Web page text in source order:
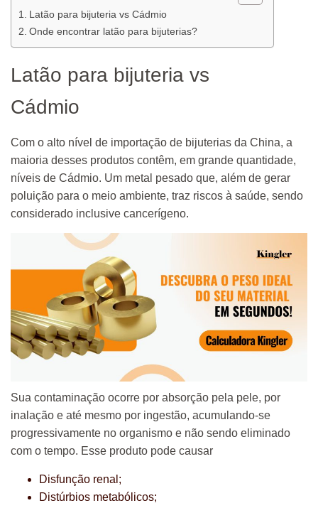
Latão para bijuteria vs Cádmio
Onde encontrar latão para bijuterias?
Latão para bijuteria vs
Cádmio
Com o alto nível de importação de bijuterias da China, a
maioria desses produtos contêm, em grande quantidade,
níveis de Cádmio. Um metal pesado que, além de gerar
poluição para o meio ambiente, traz riscos à saúde, sendo
considerado inclusive cancerígeno.
Sua contaminação ocorre por absorção pela pele, por
inalação e até mesmo por ingestão, acumulando-se
progressivamente no organismo e não sendo eliminado
com o tempo. Esse produto pode causar
Disfunção renal;
Distúrbios metabólicos;